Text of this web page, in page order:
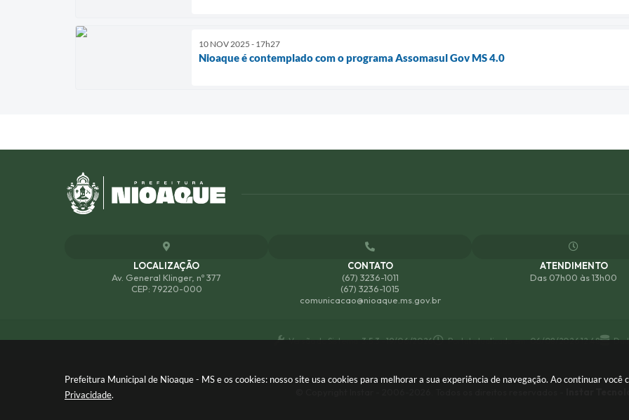
Prefeitura Municipal de Nioaque - MS e os cookies: nosso site usa cookies para melhorar a sua experiência de navegação. Ao continuar você
Privacidade.
10 NOV 2025 - 17h27
Nioaque é contemplado com o programa Assomasul Gov MS 4.0
LOCALIZAÇÃO
Av. General Klinger, nº 377
CEP: 79220-000
CONTATO
(67) 3236-1011
(67) 3236-1015
comunicacao@nioaque.ms.gov.br
ATENDIMENTO
Das 07h00 às 13h00
Versão do Sistema:3.5.3 - 19/06/2026 Portal atualizado em:06/08/2026 12:48